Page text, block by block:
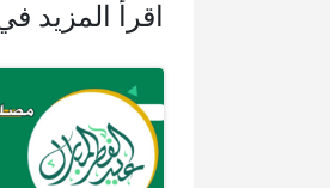
اقرأ المزيد